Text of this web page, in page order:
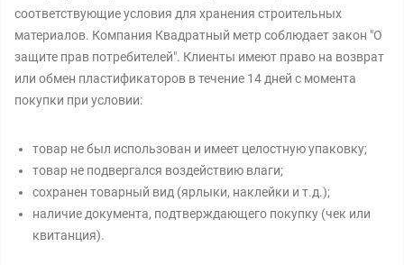
соответствующие условия для хранения строительных
материалов. Компания Квадратный метр соблюдает закон "О
защите прав потребителей". Клиенты имеют право на возврат
или обмен пластификаторов в течение 14 дней с момента
покупки при условии:
товар не был использован и имеет целостную упаковку;
товар не подвергался воздействию влаги;
сохранен товарный вид (ярлыки, наклейки и т.д.);
наличие документа, подтверждающего покупку (чек или
квитанция).